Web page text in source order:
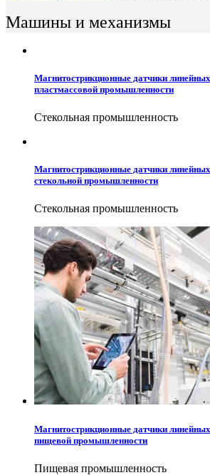
Машины и механизмы
Магнитострикционные датчики
пластмассовой промышленности
Стекольная промышленность
Магнитострикционные датчики
стекольной промышленности
Стекольная промышленность
Магнитострикционные датчики
пищевой промышленности
Пищевая промышленность